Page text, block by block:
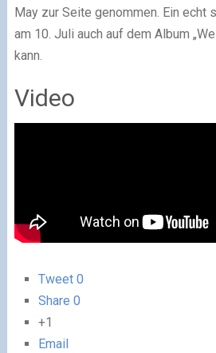
May zur Seite genommen. Ein echt
am 10. Juli auch auf dem Album
kann.
Video
Tweet 0
Share 0
+1
Email